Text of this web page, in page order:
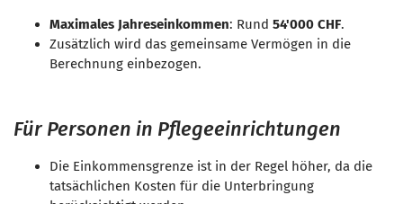
Maximales Jahreseinkommen: Rund 54'000 CHF.
Zusätzlich wird das gemeinsame Vermögen in die
Berechnung einbezogen.
Für Personen in Pflegeeinrichtungen
Die Einkommensgrenze ist in der Regel höher, da die
tatsächlichen Kosten für die Unterbringung